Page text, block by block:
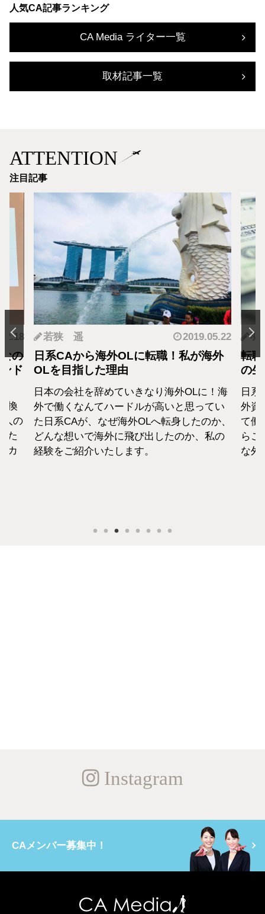
人気CA記事ランキング
CA Media ライター一覧
取材記事一覧
ATTENTION
注目記事
の
ド
換
人の
た
カ
若狭 遥 2019.05.22
日系CAから海外OLに転職！私が海外
OLを目指した理由
日本の会社を辞めていきなり海外OLに！海
外で働くなんてハードルが高いと思ってい
た日系CAが、なぜ海外OLへ転身したのか、
どんな想いで海外に飛び出したのか、私の
経験をご紹介いたします。
羽
転
の
日
外資
て働
らこ
な外
Instagram
CAメンバー募集中！